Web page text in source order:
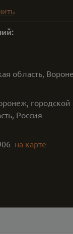
область,
Россия
на карте